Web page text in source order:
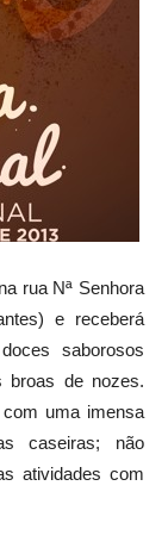
rua Nª Senhora
e receberá
saborosos
broas de nozes.
uma imensa
caseiras; não
atividades com